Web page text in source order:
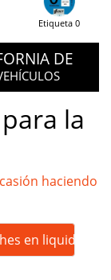
Etiqueta 0
DE
la
haciendo
en